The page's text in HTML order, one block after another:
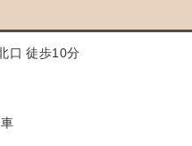
口 徒歩10分